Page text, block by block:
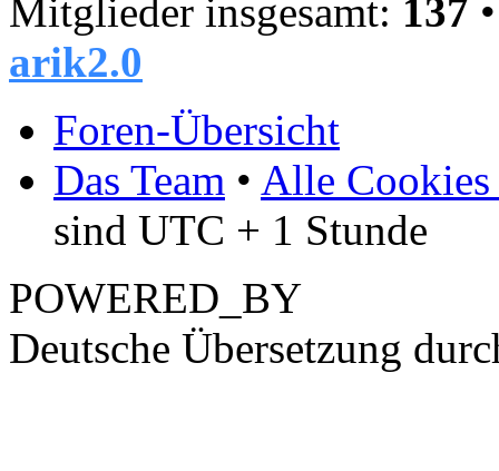
Mitglieder insgesamt: 137
arik2.0
Foren-Übersicht
Das Team • Alle Cookies
sind UTC + 1 Stunde
POWERED_BY
Deutsche Übersetzung